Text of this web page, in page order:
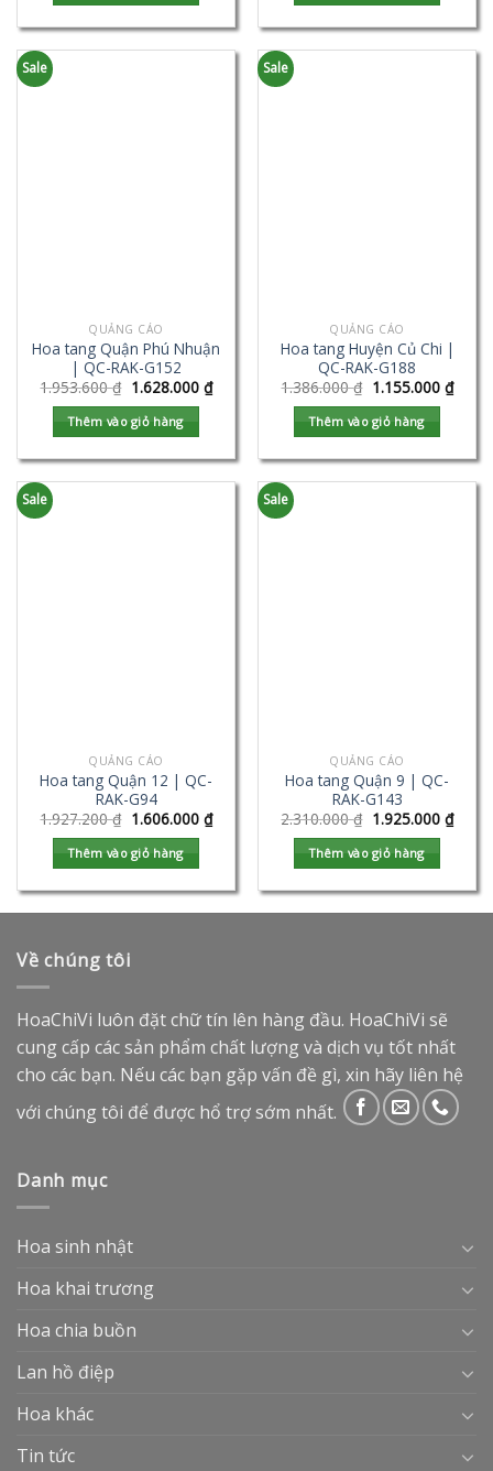
Sale
QUẢNG CÁO
Hoa tang Quận Phú Nhuận
| QC-RAK-G152
1.953.600₫ 1.628.000 ₫
Thêm vào giỏ hàng
Sale
QUẢNG CÁO
Hoa tang Huyện Củ Chi |
QC-RAK-G188
1.386.000₫ 1.155.000 ₫
Thêm vào giỏ hàng
Sale
QUẢNG CÁO
Hoa tang Quận 12 | QC-
RAK-G94
1.927.200₫ 1.606.000 ₫
Thêm vào giỏ hàng
Sale
QUẢNG CÁO
Hoa tang Quận 9 | QC-
RAK-G143
2.310.000₫ 1.925.000 ₫
Thêm vào giỏ hàng
Về chúng tôi
HoaChiVi luôn đặt chữ tín lên hàng đầu. HoaChiVi sẽ
cung cấp các sản phẩm chất lượng và dịch vụ tốt nhất
cho các bạn. Nếu các bạn gặp vấn đề gì, xin hãy liên hệ
với chúng tôi để được hổ trợ sớm nhất.
Danh mục
Hoa sinh nhật
Hoa khai trương
Hoa chia buồn
Lan hồ điệp
Hoa khác
Tin tức